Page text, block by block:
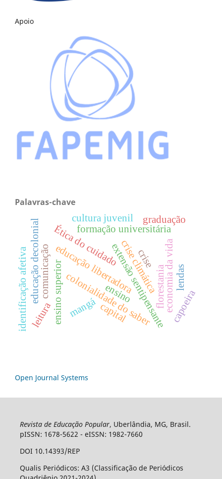
Apoio
Palavras-chave
extensão sentipensante
colonialidade do saber
educação libertadora florestania
Ética do cuidado
ensino superior economia da vida
crise climática
crise
capital
formação universitária
ensino
graduação
comunicação
mangá
leitura
identificação afetiva
cultura juvenil
educação decolonial
capoeira
lendas
Open Journal Systems
Revista de Educação Popular, Uberlândia, MG, Brasil.
pISSN: 1678-5622 - eISSN: 1982-7660
DOI 10.14393/REP
Qualis Periódicos: A3 (Classificação de Periódicos